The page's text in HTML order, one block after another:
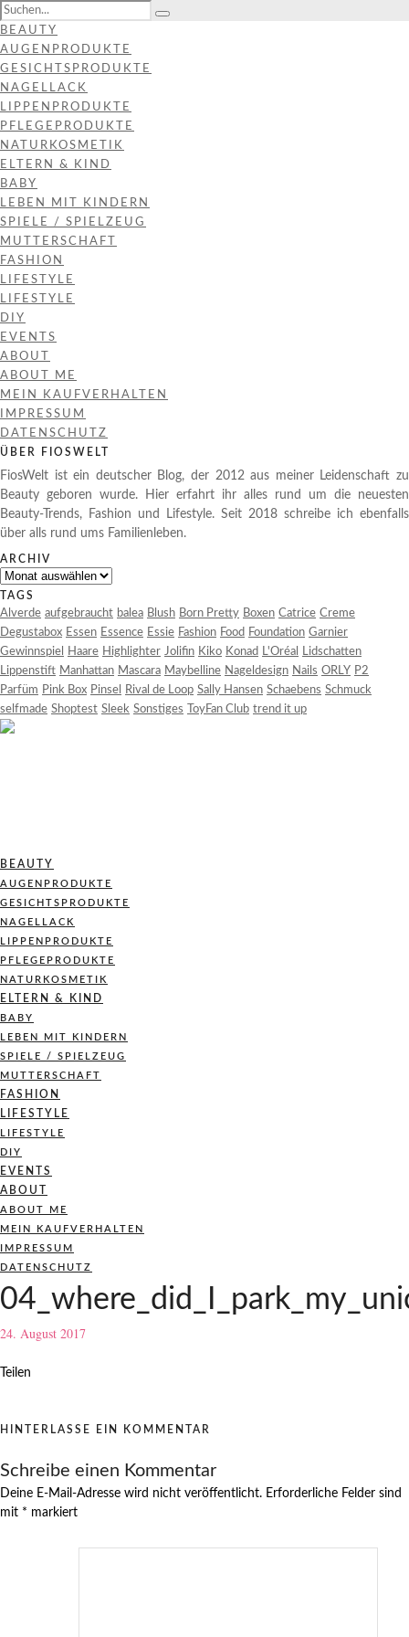
BEAUTY
AUGENPRODUKTE
GESICHTSPRODUKTE
NAGELLACK
LIPPENPRODUKTE
PFLEGEPRODUKTE
NATURKOSMETIK
ELTERN & KIND
BABY
LEBEN MIT KINDERN
SPIELE / SPIELZEUG
MUTTERSCHAFT
FASHION
LIFESTYLE
LIFESTYLE
DIY
EVENTS
ABOUT
ABOUT ME
MEIN KAUFVERHALTEN
IMPRESSUM
DATENSCHUTZ
ÜBER FIOSWELT
FiosWelt ist ein deutscher Blog, der 2012 aus meiner Leidenschaft zu
Beauty geboren wurde. Hier erfahrt ihr alles rund um die neuesten
Beauty-Trends, Fashion und Lifestyle. Seit 2018 schreibe ich ebenfalls
über alls rund ums Familienleben.
ARCHIV
Archiv
TAGS
Alverde aufgebraucht balea Blush Born Pretty Boxen Catrice Creme
Degustabox Essen Essence Essie Fashion Food Foundation Garnier
Gewinnspiel
Haare Highlighter Jolifin Kiko Konad L'Oréal
Lidschatten
Lippenstift Manhattan Mascara Maybelline Nageldesign Nails ORLY P2
Parfüm Pink Box Pinsel Rival de Loop Sally Hansen Schaebens Schmuck
selfmade Shoptest Sleek Sonstiges ToyFan Club trend it up
BEAUTY
AUGENPRODUKTE
GESICHTSPRODUKTE
NAGELLACK
LIPPENPRODUKTE
PFLEGEPRODUKTE
NATURKOSMETIK
ELTERN & KIND
BABY
LEBEN MIT KINDERN
SPIELE / SPIELZEUG
MUTTERSCHAFT
FASHION
LIFESTYLE
LIFESTYLE
DIY
EVENTS
ABOUT
ABOUT ME
MEIN KAUFVERHALTEN
IMPRESSUM
DATENSCHUTZ
24. August 2017
Teilen
HINTERLASSE EIN KOMMENTAR
Schreibe einen Kommentar
Deine E-Mail-Adresse wird nicht veröffentlicht. Erforderliche Felder sind
mit * markiert